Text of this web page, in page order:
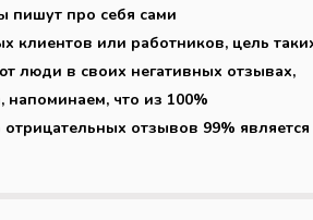
пишут про себя сами
клиентов или работников, цель
люди в своих негативных отзывах,
что из 100%
отзывов 99% является